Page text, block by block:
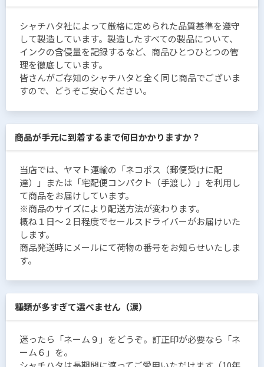
シャチハタ社によって厳格に定められた品質基準を遵守
して製造しています。製造したすべての製品について、
インクの含侵量を記録するなど、商品ひとつひとつの管
理を徹底しています。
皆さんがご存知のシャチハタと全く同じ商品でございま
すので、どうぞご安心ください。
商品が手元に到着するまで何日かかりますか？
当店では、ヤマト運輸の「ネコポス（郵便受けに配
達）」または「宅配便コンパクト（手渡し）」を利用し
て商品をお届けしています。
※商品のサイズにより配送方法が変わります。
概ね１日〜２日程度でセールスドライバーがお届けいた
します。
商品発送時にメールにて荷物の番号をお知らせいたしま
す。
種類が多すぎて選べません（涙）
迷ったら「ネーム９」をどうぞ。訂正印が必要なら「ネ
ーム６」を。